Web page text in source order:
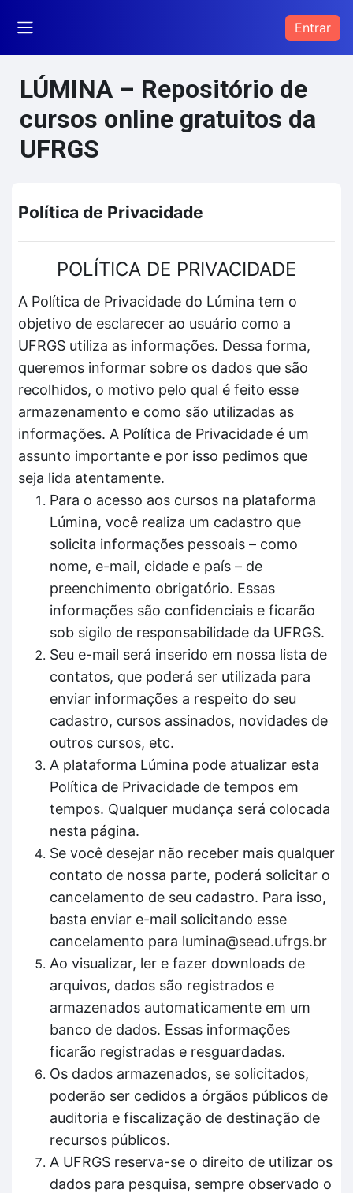
Entrar
LÚMINA – Repositório de
cursos online gratuitos da
UFRGS
Política de Privacidade
POLÍTICA DE PRIVACIDADE
A Política de Privacidade do Lúmina tem o
objetivo de esclarecer ao usuário como a
UFRGS utiliza as informações. Dessa forma,
queremos informar sobre os dados que são
recolhidos, o motivo pelo qual é feito esse
armazenamento e como são utilizadas as
informações. A Política de Privacidade é um
assunto importante e por isso pedimos que
seja lida atentamente.
Para o acesso aos cursos na plataforma
Lúmina, você realiza um cadastro que
solicita informações pessoais – como
nome, e-mail, cidade e país – de
preenchimento obrigatório. Essas
informações são confidenciais e ficarão
sob sigilo de responsabilidade da UFRGS.
Seu e-mail será inserido em nossa lista de
contatos, que poderá ser utilizada para
enviar informações a respeito do seu
cadastro, cursos assinados, novidades de
outros cursos, etc.
A plataforma Lúmina pode atualizar esta
Política de Privacidade de tempos em
tempos. Qualquer mudança será colocada
nesta página.
Se você desejar não receber mais qualquer
contato de nossa parte, poderá solicitar o
cancelamento de seu cadastro. Para isso,
basta enviar e-mail solicitando esse
cancelamento para lumina@sead.ufrgs.br
Ao visualizar, ler e fazer downloads de
arquivos, dados são registrados e
armazenados automaticamente em um
banco de dados. Essas informações
ficarão registradas e resguardadas.
Os dados armazenados, se solicitados,
poderão ser cedidos a órgãos públicos de
auditoria e fiscalização de destinação de
recursos públicos.
A UFRGS reserva-se o direito de utilizar os
dados para pesquisa, sempre observado o